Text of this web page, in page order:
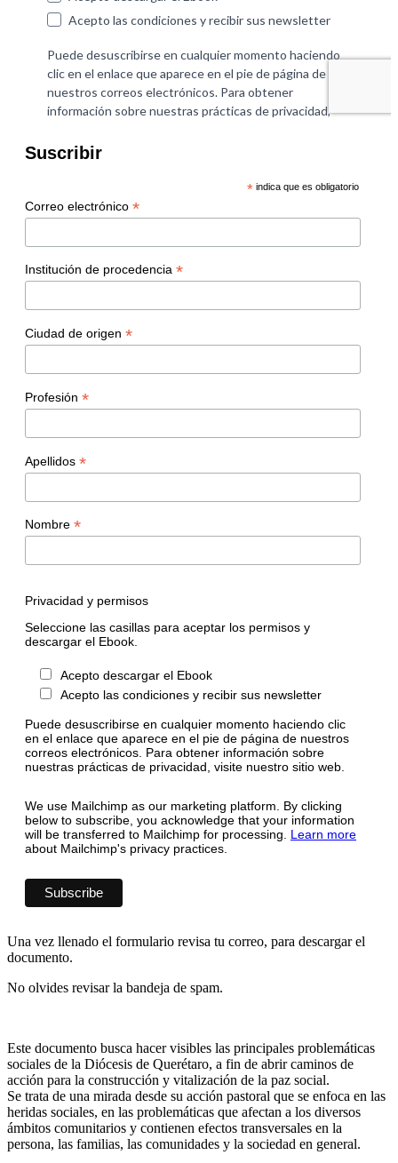
Suscribir
* indica que es obligatorio
Correo electrónico *
Institución de procedencia *
Ciudad de origen *
Profesión *
Apellidos *
Nombre *
Privacidad y permisos
Seleccione las casillas para aceptar los permisos y
descargar el Ebook.
Acepto descargar el Ebook
Acepto las condiciones y recibir sus newsletter
Puede desuscribirse en cualquier momento haciendo clic
en el enlace que aparece en el pie de página de nuestros
correos electrónicos. Para obtener información sobre
nuestras prácticas de privacidad, visite nuestro sitio web.
We use Mailchimp as our marketing platform. By clicking
below to subscribe, you acknowledge that your information
will be transferred to Mailchimp for processing. Learn more
about Mailchimp's privacy practices.
Una vez llenado el formulario revisa tu correo, para descargar el
documento.
No olvides revisar la bandeja de spam.
Este documento busca hacer visibles las principales problemáticas
sociales de la Diócesis de Querétaro, a fin de abrir caminos de
acción para la construcción y vitalización de la paz social.
Se trata de una mirada desde su acción pastoral que se enfoca en las
heridas sociales, en las problemáticas que afectan a los diversos
ámbitos comunitarios y contienen efectos transversales en la
persona, las familias, las comunidades y la sociedad en general.